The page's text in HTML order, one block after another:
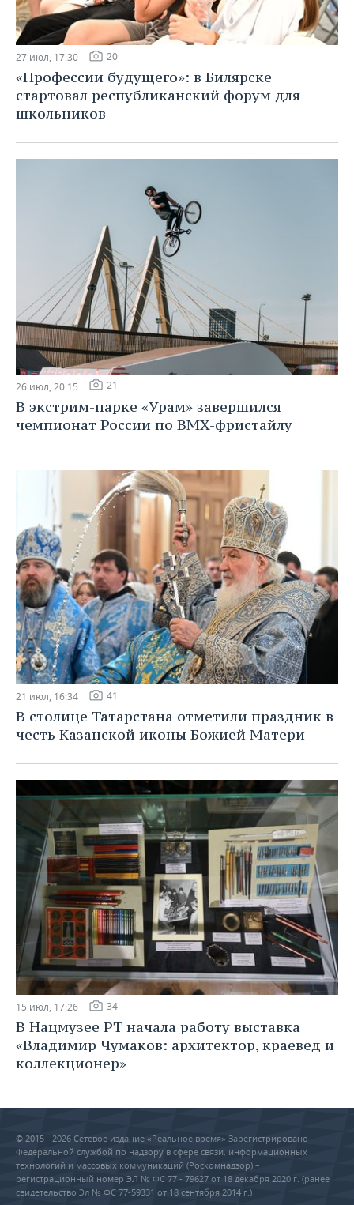
27 июл, 17:30 20
«Профессии будущего»: в Билярске
стартовал республиканский форум для
школьников
26 июл, 20:15 21
В экстрим-парке «Урам» завершился
чемпионат России по BMX-фристайлу
21 июл, 16:34 41
В столице Татарстана отметили праздник в
честь Казанской иконы Божией Матери
15 июл, 17:26 34
В Нацмузее РТ начала работу выставка
«Владимир Чумаков: архитектор, краевед и
коллекционер»
© 2015 - 2026 Сетевое издание «Реальное время» Зарегистрировано
Федеральной службой по надзору в сфере связи, информационных
технологий и массовых коммуникаций (Роскомнадзор) –
регистрационный номер ЭЛ № ФС 77 - 79627 от 18 декабря 2020 г. (ранее
свидетельство Эл № ФС 77-59331 от 18 сентября 2014 г.)